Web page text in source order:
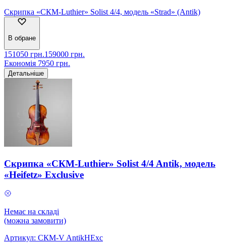
Скрипка «СКМ-Luthier» Solist 4/4, модель «Strad» (Antik)
В обране
151050 грн.159000 грн.
Економія 7950 грн.
Детальніше
Скрипка «СКМ-Luthier» Solist 4/4 Antik, модель
«Heifetz» Exclusive
Немає на складі
(можна замовити)
Артикул: СКМ-V AntikHExc